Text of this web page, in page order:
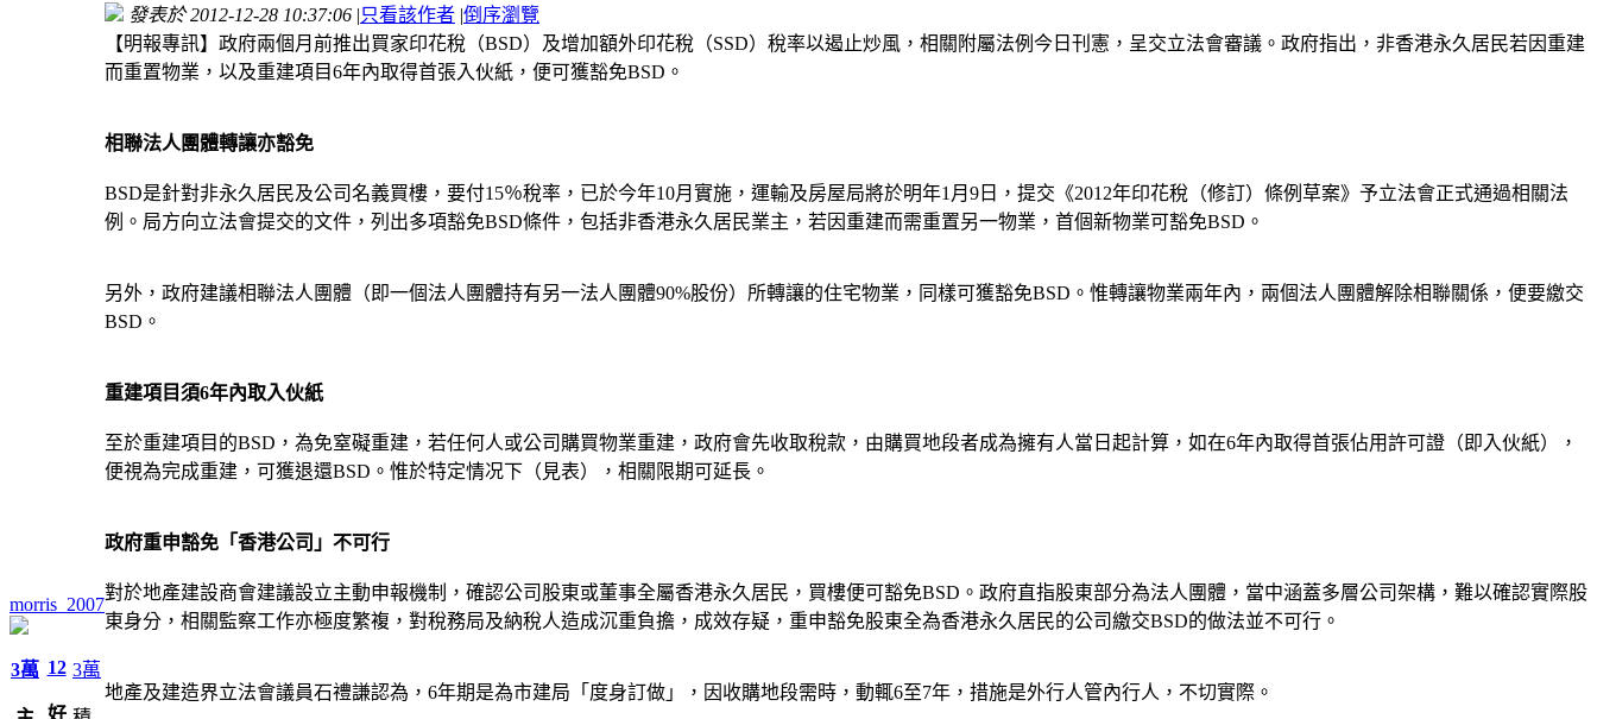
morris_2007
3萬 12
好
3萬
發表於 2012-12-28 10:37:06 |只看該作者 |倒序瀏覽
【明報專訊】政府兩個月前推出買家印花稅（BSD）及增加額外印花稅（SSD）稅率以遏止炒風，相關附屬法例今日刊憲，呈交立法會審議。政府指出，非香港永久居民若因重建
而重置物業，以及重建項目6年內取得首張入伙紙，便可獲豁免BSD。
相聯法人團體轉讓亦豁免
BSD是針對非永久居民及公司名義買樓，要付15％稅率，已於今年10月實施，運輸及房屋局將於明年1月9日，提交《2012年印花稅（修訂）條例草案》予立法會正式通過相關法
例。局方向立法會提交的文件，列出多項豁免BSD條件，包括非香港永久居民業主，若因重建而需重置另一物業，首個新物業可豁免BSD。
另外，政府建議相聯法人團體（即一個法人團體持有另一法人團體90%股份）所轉讓的住宅物業，同樣可獲豁免BSD。惟轉讓物業兩年內，兩個法人團體解除相聯關係，便要繳交
BSD。
重建項目須6年內取入伙紙
至於重建項目的BSD，為免窒礙重建，若任何人或公司購買物業重建，政府會先收取稅款，由購買地段者成為擁有人當日起計算，如在6年內取得首張佔用許可證（即入伙紙），
便視為完成重建，可獲退還BSD。惟於特定情况下（見表），相關限期可延長。
政府重申豁免「香港公司」不可行
對於地產建設商會建議設立主動申報機制，確認公司股東或董事全屬香港永久居民，買樓便可豁免BSD。政府直指股東部分為法人團體，當中涵蓋多層公司架構，難以確認實際股
東身分，相關監察工作亦極度繁複，對稅務局及納稅人造成沉重負擔，成效存疑，重申豁免股東全為香港永久居民的公司繳交BSD的做法並不可行。
地產及建造界立法會議員石禮謙認為，6年期是為市建局「度身訂做」，因收購地段需時，動輒6至7年，措施是外行人管內行人，不切實際。